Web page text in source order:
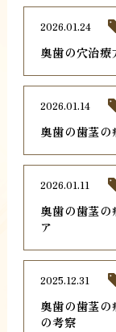
奥歯の穴治
2026.01.24
奥歯の歯茎
2026.01.14
奥歯の歯茎の
ア
2026.01.11
奥歯の歯茎の
の考察
2025.12.31